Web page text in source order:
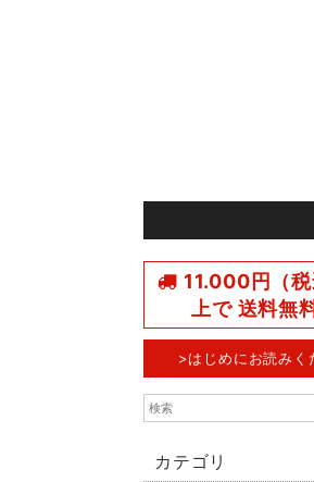
11.000円（
上で 送料無
>はじめにお読みく
カテゴリ